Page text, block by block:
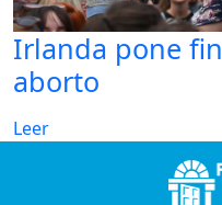
Irlanda pone
aborto
Leer